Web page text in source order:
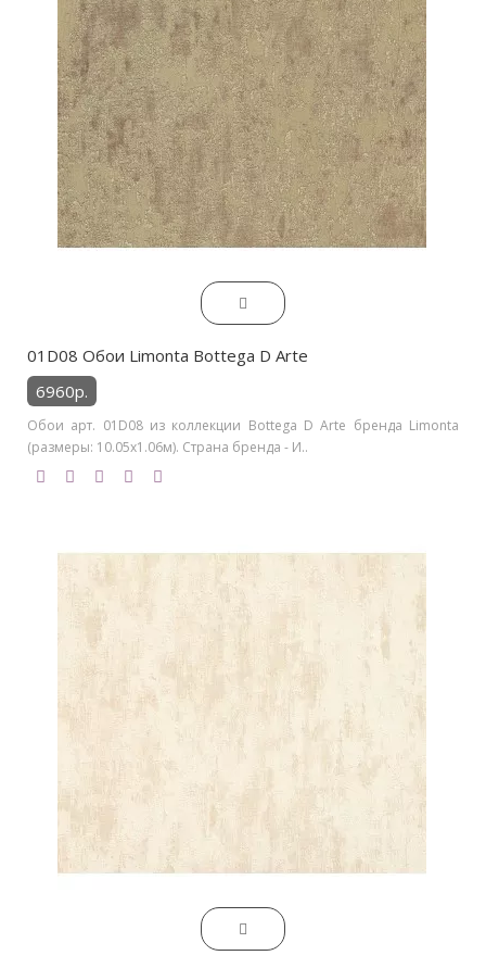
01D08 Обои Limonta Bottega D Arte
6960р.
Обои арт. 01D08 из коллекции Bottega D Arte бренда Limonta
(размеры: 10.05х1.06м). Страна бренда - И..